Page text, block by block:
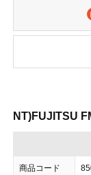
NT)FUJITSU
商品コード